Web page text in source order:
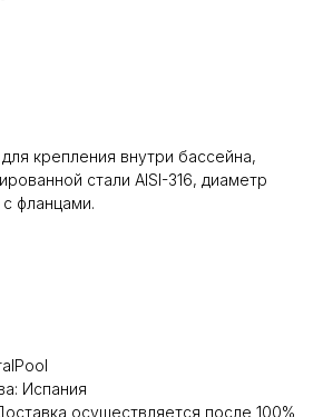
крепления внутри бассейна,
стали AISI-316, диаметр
фланцами.
Испания
осуществляется после 100%